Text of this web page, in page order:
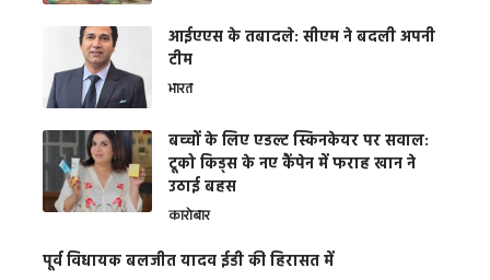
आईएएस के तबादले: सीएम ने बदली अपनी
टीम
भारत
बच्चों के लिए एडल्ट स्किनकेयर पर सवाल:
टूको किड्स के नए कैंपेन में फराह खान ने
उठाई बहस
कारोबार
पूर्व विधायक बलजीत यादव ईडी की हिरासत में